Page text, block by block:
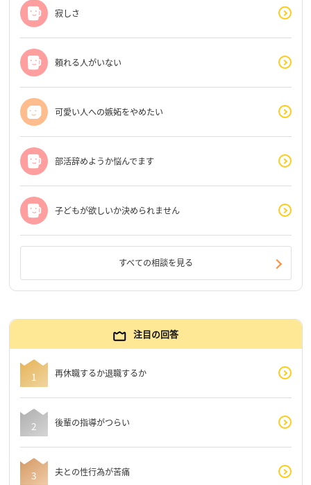
寂しさ
頼れる人がいない
可愛い人への嫉妬をやめたい
部活辞めようか悩んでます
子どもが欲しいか決められません
すべての相談を見る
注目の回答
再休職するか退職するか
後輩の指導がつらい
夫との性行為が苦痛